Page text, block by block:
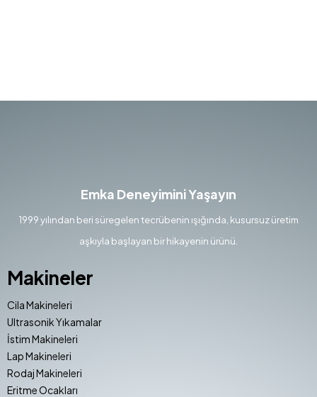
Emka Deneyimini Yaşayın
1999 yılından beri süregelen tecrübenin ışığında, kusursuz üretim
aşkıyla başlayan bir hikayenin ürünü.
Makineler
Cila Makineleri
Ultrasonik Yıkamalar
İstim Makineleri
Lap Makineleri
Rodaj Makineleri
Eritme Ocakları